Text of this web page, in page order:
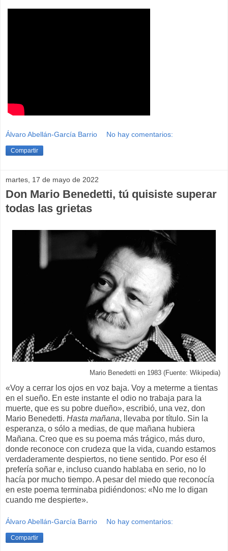
Álvaro Abellán-García Barrio No hay comentarios:
Compartir
martes, 17 de mayo de 2022
Don Mario Benedetti, tú quisiste superar
todas las grietas
Mario Benedetti en 1983 (Fuente: Wikipedia)
«Voy a cerrar los ojos en voz baja. Voy a meterme a tientas
en el sueño. En este instante el odio no trabaja para la
muerte, que es su pobre dueño», escribió, una vez, don
Mario Benedetti. Hasta mañana, llevaba por título. Sin la
esperanza, o sólo a medias, de que mañana hubiera
Mañana. Creo que es su poema más trágico, más duro,
donde reconoce con crudeza que la vida, cuando estamos
verdaderamente despiertos, no tiene sentido. Por eso él
prefería soñar e, incluso cuando hablaba en serio, no lo
hacía por mucho tiempo. A pesar del miedo que reconocía
en este poema terminaba pidiéndonos: «No me lo digan
cuando me despierte».
Álvaro Abellán-García Barrio No hay comentarios:
Compartir